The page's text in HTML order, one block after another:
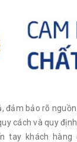
đảm bảo rõ
cách và quy định
tay khách